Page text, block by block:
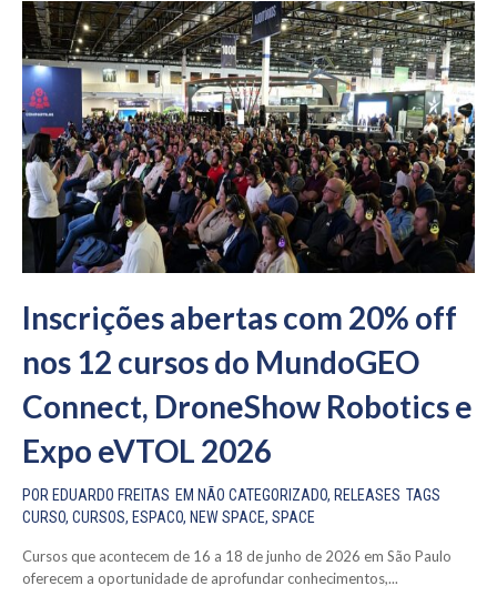
Inscrições abertas com 20% off
nos 12 cursos do MundoGEO
Connect, DroneShow Robotics e
Expo eVTOL 2026
POR EDUARDO FREITAS EM NÃO CATEGORIZADO, RELEASES TAGS
CURSO, CURSOS, ESPACO, NEW SPACE, SPACE
Cursos que acontecem de 16 a 18 de junho de 2026 em São Paulo
oferecem a oportunidade de aprofundar conhecimentos,...